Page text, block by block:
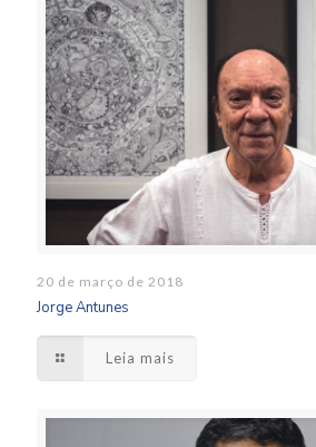
20 de março de 2018
Jorge Antunes
Leia mais